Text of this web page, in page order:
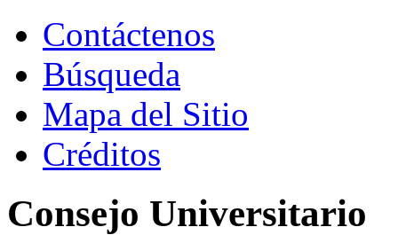
Contáctenos
Búsqueda
Mapa del Sitio
Créditos
Consejo Universitario